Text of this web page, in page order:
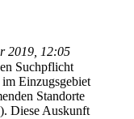
2019, 12:05
Suchpflicht
Einzugsgebiet
Standorte
Diese Auskunft